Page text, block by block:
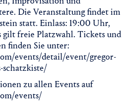
Die Veranstaltung findet im
statt. Einlass: 19:00 Uhr,
gilt freie Platzwahl. Tickets und
finden Sie unter:
events/detail/event/gregor-
schatzkiste/
zu allen Events auf
events/